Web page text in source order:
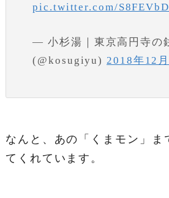
pic.twitter.com/
— 小杉湯｜東京高円寺の
(@kosugiyu)2018年12
なんと、あの「くまモン」ま
てくれています。